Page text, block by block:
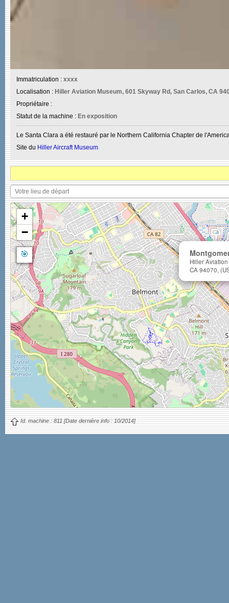
Immatriculation : xxxx
Localisation : Hiller Aviation Museum, 601 Skyway Rd, San Carlos, CA
Propriétaire :
Statut de la machine : En exposition
Le Santa Clara a été restauré par le Northern California Chapter de
Site du Hiller Aircraft Museum
Hiller
CA 94070,
+
−
🎯
Id. machine : 811 [Date dernière info : 10/2014]